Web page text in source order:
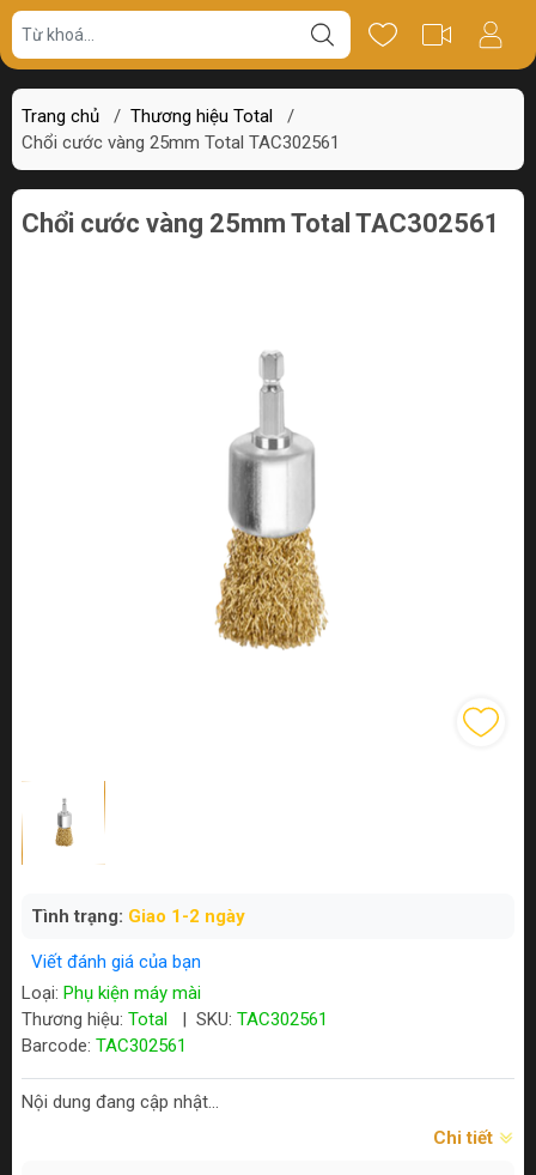
Trang chủ / Thương hiệu Total
/
Chổi cước vàng 25mm Total TAC302561
Giá bán Thông số Review
Chổi cước vàng 25mm Total TAC302561
Tình trạng: Giao 1-2 ngày
Viết đánh giá của bạn
Loại: Phụ kiện máy mài
Thương hiệu: Total SKU: TAC302561
Barcode: TAC302561
Nội dung đang cập nhật...
Chi tiết